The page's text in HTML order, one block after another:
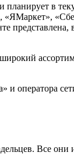
в
«ЯМаркет»,
оператора
Все